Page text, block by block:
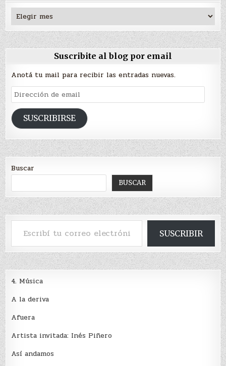
Archivos
Suscribite al blog por email
Anotá tu mail para recibir las entradas nuevas.
Dirección
de
emailSUSCRIBIRSE
Buscar
BUSCAR
Escribí tu correo electrónico…
SUSCRIBIR
4. Música
A la deriva
Afuera
Artista invitada: Inés Piñero
Así andamos